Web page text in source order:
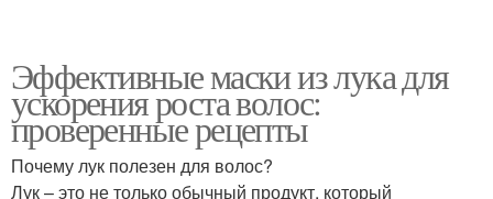
Эффективные маски из лука для
ускорения роста волос:
проверенные рецепты
Почему лук полезен для волос?
Лук – это не только обычный продукт, который